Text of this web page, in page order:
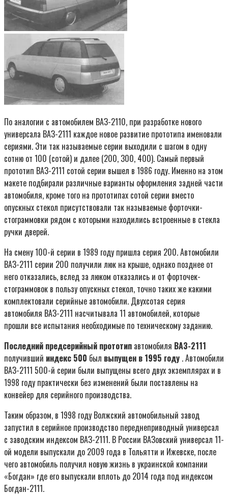
По аналогии с автомобилем ВАЗ-2110, при разработке нового
универсала ВАЗ-2111 каждое новое развитие прототипа именовали
сериями. Эти так называемые серии выходили с шагом в одну
сотню от 100 (сотой) и далее (200, 300, 400). Самый первый
прототип ВАЗ-2111 сотой серии вышел в 1986 году. Именно на этом
макете подбирали различные варианты оформления задней части
автомобиля, кроме того на прототипах сотой серии вместо
опускных стекол присутствовали так называемые форточки-
стограммовки рядом с которыми находились встроенные в стекла
ручки дверей.
На смену 100-й серии в 1989 году пришла серия 200. Автомобили
ВАЗ-2111 серии 200 получили люк на крыше, однако позднее от
него отказались, вслед за люком отказались и от форточек-
стограммовок в пользу опускных стекол, точно таких же какими
комплектовали серийные автомобили. Двухсотая серия
автомобиля ВАЗ-2111 насчитывала 11 автомобилей, которые
прошли все испытания необходимые по техническому заданию.
Последний предсерийный прототип автомобиля ВАЗ-2111
получивший индекс 500 был выпущен в 1995 году . Автомобили
ВАЗ-2111 500-й серии были выпущены всего двух экземплярах и в
1998 году практически без изменений были поставлены на
конвейер для серийного производства.
Таким образом, в 1998 году Волжский автомобильный завод
запустил в серийное производство переднеприводный универсал
с заводским индексом ВАЗ-2111. В России ВАЗовский универсал 11-
ой модели выпускали до 2009 года в Тольятти и Ижевске, после
чего автомобиль получил новую жизнь в украинской компании
«Богдан» где его выпускали вплоть до 2014 года под индексом
Богдан-2111.